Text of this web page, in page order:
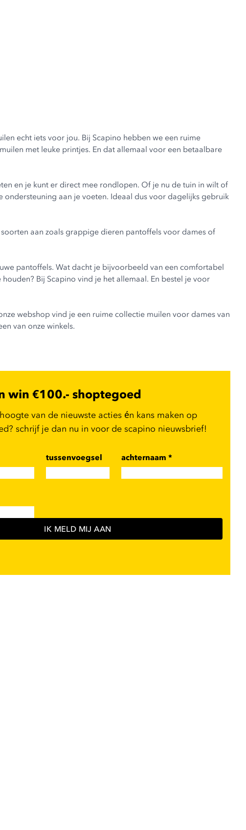
echt iets voor jou. Bij Scapino hebben we een ruime
met leuke printjes. En dat allemaal voor een betaalbare
en je kunt er direct mee rondlopen. Of je nu de tuin in wilt of
aan je voeten. Ideaal dus voor dagelijks gebruik
aan zoals grappige dieren pantoffels voor dames of
pantoffels. Wat dacht je bijvoorbeeld van een comfortabel
Bij Scapino vind je het allemaal. En bestel je voor
webshop vind je een ruime collectie muilen voor dames van
van onze winkels.
win €100.- shoptegoed
van de nieuwste acties én kans maken op
schrijf je dan nu in voor de scapino nieuwsbrief!
tussenvoegsel achternaam*
IK MELD MIJ AAN